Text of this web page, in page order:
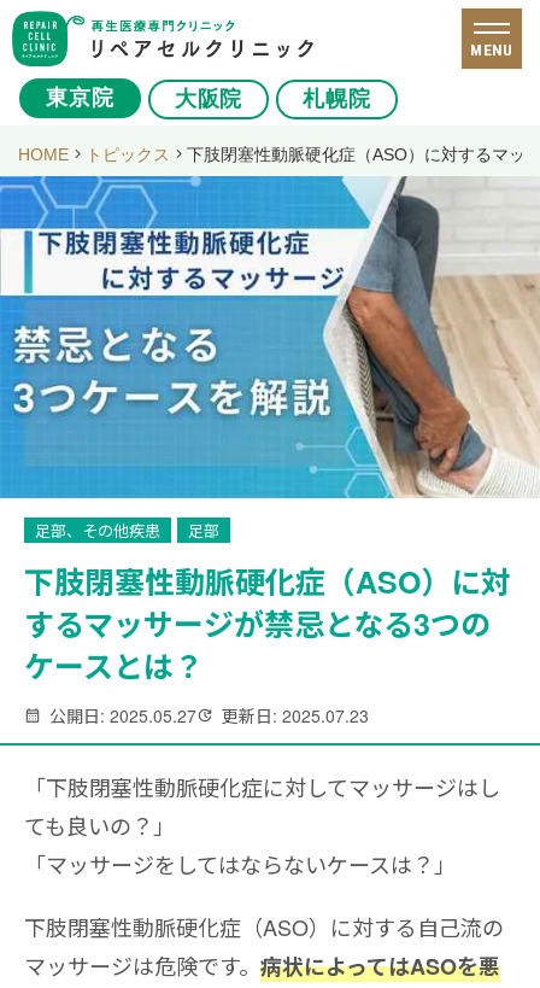
東京院 大阪院 札幌院
MENU
HOME トピックス 下肢閉塞性動脈硬化症（ASO）に対するマッ
足部、その他疾患 足部
下肢閉塞性動脈硬化症（ASO）に対
するマッサージが禁忌となる3つの
ケースとは？
公開日: 2025.05.27 更新日: 2025.07.23
「下肢閉塞性動脈硬化症に対してマッサージはし
ても良いの？」
「マッサージをしてはならないケースは？」
下肢閉塞性動脈硬化症（ASO）に対する自己流の
マッサージは危険です。 病状によってはASOを悪